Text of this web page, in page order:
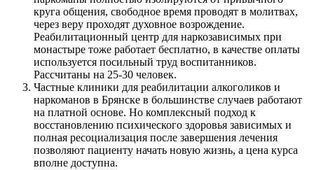
круга общения, свободное время проводят в молитвах,
через веру проходят духовное возрождение.
Реабилитационный центр для наркозависимых при
монастыре тоже работает бесплатно, в качестве оплаты
используется посильный труд воспитанников.
Рассчитаны на 25-30 человек.
Частные клиники для реабилитации алкоголиков и
наркоманов в Брянске в большинстве случаев работают
на платной основе. Но комплексный подход к
восстановлению психического здоровья зависимых и
полная ресоциализация после завершения лечения
позволяют пациенту начать новую жизнь, а цена курса
вполне доступна.